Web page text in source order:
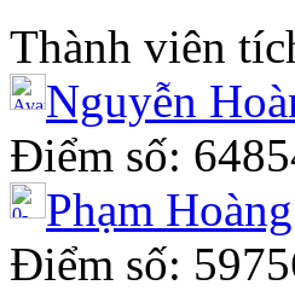
Thành viên
Nguyễn
Điểm số:
Phạm
Điểm số: